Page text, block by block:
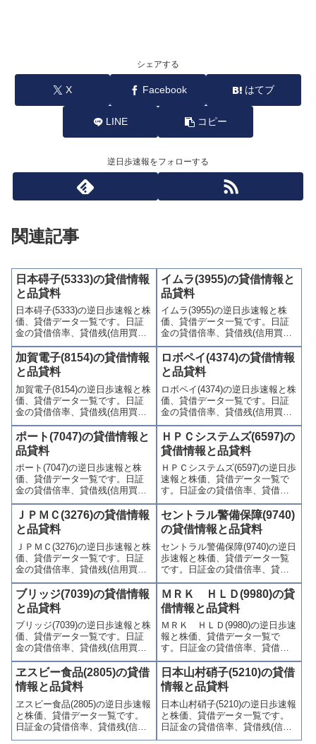
シェアする
X Facebook はてブ
LINE コピー
逆日歩速報をフォローする
関連記事
日本碍子(5333)の貸借情報
と品貸料
日本碍子(5333)の逆日歩速報と株
価、貸借データ一覧です。日証
金の貸借倍率、貸借残(信用買
残、信用売残)、品貸料(逆日
歩)、東証の週末残高、規制(注意
喚起・申込停止)など、空売り関
連情報を集計し、図解でわかり
やすくまとめて掲載していま
す。
イムラ(3955)の貸借情報と
品貸料
イムラ(3955)の逆日歩速報と株
価、貸借データ一覧です。日証
金の貸借倍率、貸借残(信用買
残、信用売残)、品貸料(逆日
歩)、東証の週末残高、規制(注意
喚起・申込停止)など、空売り関
連情報を集計し、図解でわかり
やすくまとめて掲載していま
す。
加賀電子(8154)の貸借情報
と品貸料
加賀電子(8154)の逆日歩速報と株
価、貸借データ一覧です。日証
金の貸借倍率、貸借残(信用買
残、信用売残)、品貸料(逆日
歩)、東証の週末残高、規制(注意
喚起・申込停止)など、空売り関
連情報を集計し、図解でわかり
やすくまとめて掲載していま
す。
ロボペイ(4374)の貸借情報
と品貸料
ロボペイ(4374)の逆日歩速報と株
価、貸借データ一覧です。日証
金の貸借倍率、貸借残(信用買
残、信用売残)、品貸料(逆日
歩)、東証の週末残高、規制(注意
喚起・申込停止)など、空売り関
連情報を集計し、図解でわかり
やすくまとめて掲載していま
す。
ポート(7047)の貸借情報と
品貸料
ポート(7047)の逆日歩速報と株
価、貸借データ一覧です。日証
金の貸借倍率、貸借残(信用買
残、信用売残)、品貸料(逆日
歩)、東証の週末残高、規制(注意
喚起・申込停止)など、空売り関
連情報を集計し、図解でわかり
やすくまとめて掲載していま
す。
ＨＰＣシステムズ(6597)の
貸借情報と品貸料
ＨＰＣシステムズ(6597)の逆日歩
速報と株価、貸借データ一覧で
す。日証金の貸借倍率、貸借残
(信用買残、信用売残)、品貸料
(逆日歩)、東証の週末残高、規制
(注意喚起・申込停止)など、空売
り関連情報を集計し、図解でわ
かりやすくまとめて掲載してい
ます。
ＪＰＭＣ(3276)の貸借情報
と品貸料
ＪＰＭＣ(3276)の逆日歩速報と株
価、貸借データ一覧です。日証
金の貸借倍率、貸借残(信用買
残、信用売残)、品貸料(逆日
歩)、東証の週末残高、規制(注意
喚起・申込停止)など、空売り関
連情報を集計し、図解でわかり
やすくまとめて掲載していま
す。
セントラル警備保障(9740)
の貸借情報と品貸料
セントラル警備保障(9740)の逆日
歩速報と株価、貸借データ一覧
です。日証金の貸借倍率、貸借
残(信用買残、信用売残)、品貸料
(逆日歩)、東証の週末残高、規制
(注意喚起・申込停止)など、空売
り関連情報を集計し、図解でわ
かりやすくまとめて掲載してい
ます。
ブリッジ(7039)の貸借情報
と品貸料
ブリッジ(7039)の逆日歩速報と株
価、貸借データ一覧です。日証
金の貸借倍率、貸借残(信用買
残、信用売残)、品貸料(逆日
歩)、東証の週末残高、規制(注意
喚起・申込停止)など、空売り関
連情報を集計し、図解でわかり
やすくまとめて掲載していま
す。
ＭＲＫ ＨＬＤ(9980)の貸
借情報と品貸料
ＭＲＫ ＨＬＤ(9980)の逆日歩速
報と株価、貸借データ一覧で
す。日証金の貸借倍率、貸借残
(信用買残、信用売残)、品貸料
(逆日歩)、東証の週末残高、規制
(注意喚起・申込停止)など、空売
り関連情報を集計し、図解でわ
かりやすくまとめて掲載してい
ます。
ヱスビー食品(2805)の貸借
情報と品貸料
ヱスビー食品(2805)の逆日歩速報
と株価、貸借データ一覧です。
日証金の貸借倍率、貸借残(信用
買残、信用売残)、品貸料(逆日
日本山村硝子(5210)の貸借
情報と品貸料
日本山村硝子(5210)の逆日歩速報
と株価、貸借データ一覧です。
日証金の貸借倍率、貸借残(信用
買残、信用売残)、品貸料(逆日